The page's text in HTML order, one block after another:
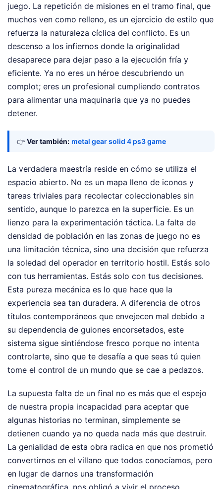
juego. La repetición de misiones en el tramo final, que
muchos ven como relleno, es un ejercicio de estilo que
refuerza la naturaleza cíclica del conflicto. Es un
descenso a los infiernos donde la originalidad
desaparece para dejar paso a la ejecución fría y
eficiente. Ya no eres un héroe descubriendo un
complot; eres un profesional cumpliendo contratos
para alimentar una maquinaria que ya no puedes
detener.
👉 Ver también: metal gear solid 4 ps3 game
La verdadera maestría reside en cómo se utiliza el
espacio abierto. No es un mapa lleno de iconos y
tareas triviales para recolectar coleccionables sin
sentido, aunque lo parezca en la superficie. Es un
lienzo para la experimentación táctica. La falta de
densidad de población en las zonas de juego no es
una limitación técnica, sino una decisión que refuerza
la soledad del operador en territorio hostil. Estás solo
con tus herramientas. Estás solo con tus decisiones.
Esta pureza mecánica es lo que hace que la
experiencia sea tan duradera. A diferencia de otros
títulos contemporáneos que envejecen mal debido a
su dependencia de guiones encorsetados, este
sistema sigue sintiéndose fresco porque no intenta
controlarte, sino que te desafía a que seas tú quien
tome el control de un mundo que se cae a pedazos.
La supuesta falta de un final no es más que el espejo
de nuestra propia incapacidad para aceptar que
algunas historias no terminan, simplemente se
detienen cuando ya no queda nada más que destruir.
La genialidad de esta obra radica en que nos prometió
convertirnos en el villano que todos conocíamos, pero
en lugar de darnos una transformación
cinematográfica, nos obligó a vivir el proceso